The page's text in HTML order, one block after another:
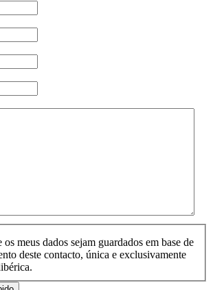
os meus dados sejam guardados em base de
deste contacto, única e exclusivamente